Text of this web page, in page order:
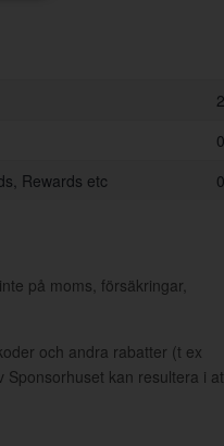
Rewards etc
på moms, försäkringar,
och andra rabatter (t ex
Sponsorhuset kan resultera i